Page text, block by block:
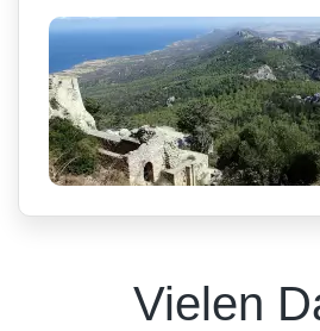
Vielen